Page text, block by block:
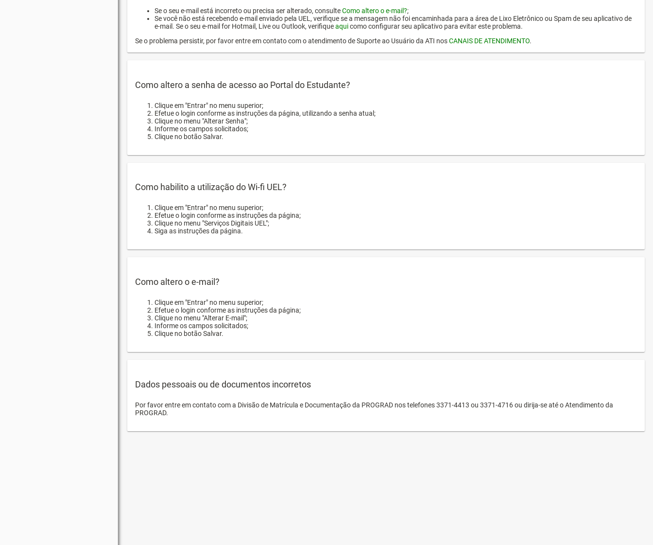
Se o seu e-mail está incorreto ou precisa ser alterado, consulteComo altero o e-mail?;
Se você não está recebendo e-mail enviado pela UEL, verifique se a mensagem não foi encaminhada para a área de Lixo Eletrônico ou Spam de seu aplicativo de
e-mail. Se o seu e-mail for Hotmail, Live ou Outlook, verifiqueaquicomo configurar seu aplicativo para evitar este problema.
Se o problema persistir, por favor entre em contato com o atendimento de Suporte ao Usuário da ATI nosCANAIS DE ATENDIMENTO.
Como altero a senha de acesso ao Portal do Estudante?
Clique em "Entrar" no menu superior;
Efetue o login conforme as instruções da página, utilizando a senha atual;
Clique no menu "Alterar Senha";
Informe os campos solicitados;
Clique no botão Salvar.
Como habilito a utilização do Wi-fi UEL?
Clique em "Entrar" no menu superior;
Efetue o login conforme as instruções da página;
Clique no menu "Serviços Digitais UEL";
Siga as instruções da página.
Como altero o e-mail?
Clique em "Entrar" no menu superior;
Efetue o login conforme as instruções da página;
Clique no menu "Alterar E-mail";
Informe os campos solicitados;
Clique no botão Salvar.
Dados pessoais ou de documentos incorretos
Por favor entre em contato com a Divisão de Matrícula e Documentação da PROGRAD nos telefones 3371-4413 ou 3371-4716 ou dirija-se até o Atendimento da
PROGRAD.